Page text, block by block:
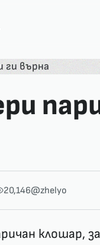
20,146@zhelyo
клошар,